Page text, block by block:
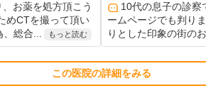
お薬を処方頂こう
めCTを撮って頂い
総合...
もっと読む
10代の息子の診察
ームページでも判り
りとした印象の街の
この医院の詳細をみる